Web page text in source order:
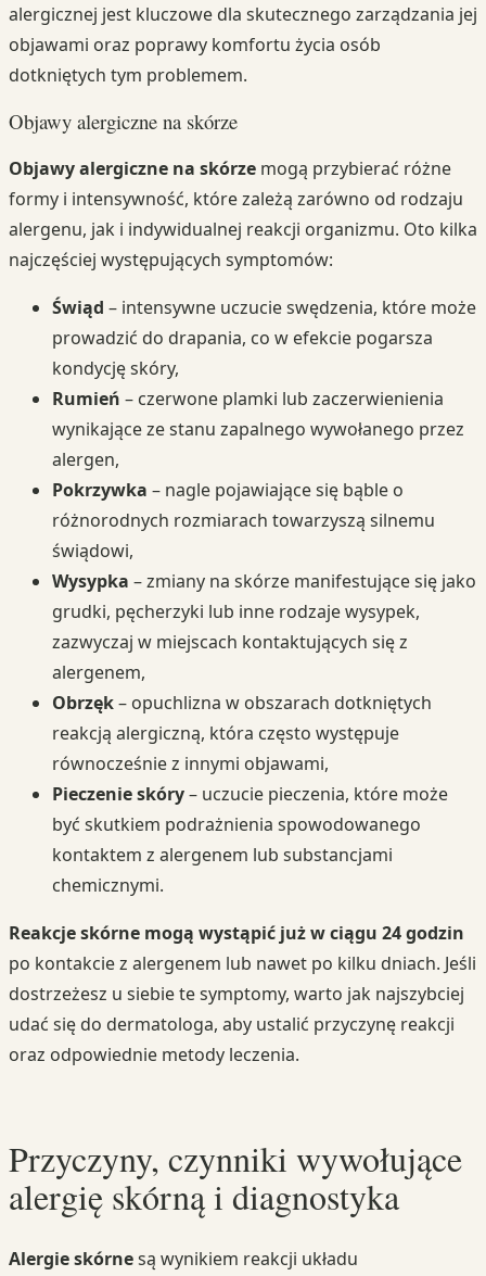
alergicznej jest kluczowe dla skutecznego zarządzania jej
objawami oraz poprawy komfortu życia osób
dotkniętych tym problemem.
Objawy alergiczne na skórze
Objawy alergiczne na skórze mogą przybierać różne
formy i intensywność, które zależą zarówno od rodzaju
alergenu, jak i indywidualnej reakcji organizmu. Oto kilka
najczęściej występujących symptomów:
Świąd – intensywne uczucie swędzenia, które może
prowadzić do drapania, co w efekcie pogarsza
kondycję skóry,
Rumień – czerwone plamki lub zaczerwienienia
wynikające ze stanu zapalnego wywołanego przez
alergen,
Pokrzywka – nagle pojawiające się bąble o
różnorodnych rozmiarach towarzyszą silnemu
świądowi,
Wysypka – zmiany na skórze manifestujące się jako
grudki, pęcherzyki lub inne rodzaje wysypek,
zazwyczaj w miejscach kontaktujących się z
alergenem,
Obrzęk– opuchlizna w obszarach dotkniętych
reakcją alergiczną, która często występuje
równocześnie z innymi objawami,
Pieczenie skóry– uczucie pieczenia, które może
być skutkiem podrażnienia spowodowanego
kontaktem z alergenem lub substancjami
chemicznymi.
Reakcje skórne mogą wystąpić już w ciągu 24 godzin
po kontakcie z alergenem lub nawet po kilku dniach. Jeśli
dostrzeżesz u siebie te symptomy, warto jak najszybciej
udać się do dermatologa, aby ustalić przyczynę reakcji
oraz odpowiednie metody leczenia.
Przyczyny, czynniki wywołujące
alergię skórną i diagnostyka
Alergie skórnesą wynikiem reakcji układu